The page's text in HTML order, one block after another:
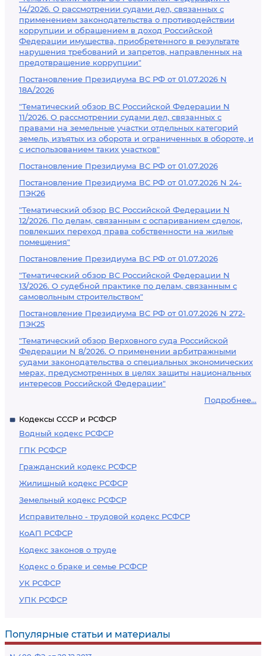
14/2026. О рассмотрении судами дел, связанных с
применением законодательства о противодействии
коррупции и обращением в доход Российской
Федерации имущества, приобретенного в результате
нарушения требований и запретов, направленных на
предотвращение коррупции"
Постановление Президиума ВС РФ от 01.07.2026 N
18А/2026
"Тематический обзор ВС Российской Федерации N
11/2026. О рассмотрении судами дел, связанных с
правами на земельные участки отдельных категорий
земель, изъятых из оборота и ограниченных в обороте, и
с использованием таких участков"
Постановление Президиума ВС РФ от 01.07.2026
Постановление Президиума ВС РФ от 01.07.2026 N 24-
ПЭК26
"Тематический обзор ВС Российской Федерации N
12/2026. По делам, связанным с оспариванием сделок,
повлекших переход права собственности на жилые
помещения"
Постановление Президиума ВС РФ от 01.07.2026
"Тематический обзор ВС Российской Федерации N
13/2026. О судебной практике по делам, связанным с
самовольным строительством"
Постановление Президиума ВС РФ от 01.07.2026 N 272-
ПЭК25
"Тематический обзор Верховного суда Российской
Федерации N 8/2026. О применении арбитражными
судами законодательства о специальных экономических
мерах, предусмотренных в целях защиты национальных
интересов Российской Федерации"
Подробнее...
Кодексы СССР и РСФСР
Водный кодекс РСФСР
ГПК РСФСР
Гражданский кодекс РСФСР
Жилищный кодекс РСФСР
Земельный кодекс РСФСР
Исправительно - трудовой кодекс РСФСР
КоАП РСФСР
Кодекс законов о труде
Кодекс о браке и семье РСФСР
УК РСФСР
УПК РСФСР
Популярные статьи и материалы